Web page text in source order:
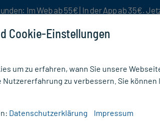
Im Web ab 55€ | In der App ab 35€.
Cookie-Einstellungen
um zu erfahren, wann Sie unsere
Nutzererfahrung zu verbessern. Sie
Datenschutzerklärung Impressum